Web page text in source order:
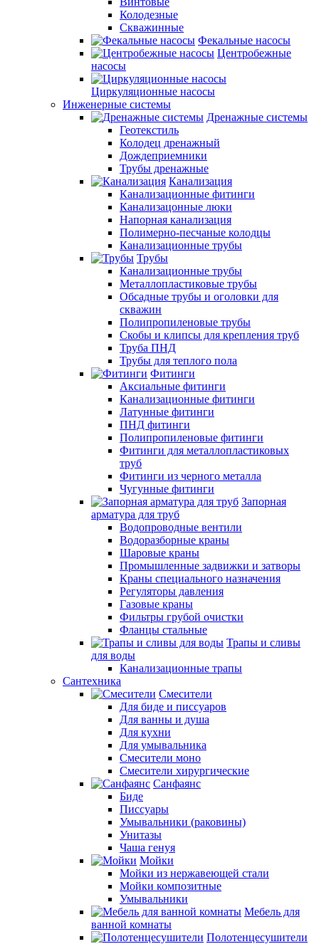
Колодезные
Скважинные
Фекальные насосы
Центробежные
насосы
Циркуляционные насосы
Инженерные системы
Дренажные системы
Геотекстиль
Колодец дренажный
Дождеприемники
Трубы дренажные
Канализация
Канализационные фитинги
Канализацонные люки
Напорная канализация
Полимерно-песчаные колодцы
Канализационные трубы
Трубы
Канализационные трубы
Металлопластиковые трубы
Обсадные трубы и оголовки для
скважин
Полипропиленовые трубы
Скобы и клипсы для крепления труб
Труба ПНД
Трубы для теплого пола
Фитинги
Аксиальные фитинги
Канализационные фитинги
Латунные фитинги
ПНД фитинги
Полипропиленовые фитинги
Фитинги для металлопластиковых
труб
Фитинги из черного металла
Чугунные фитинги
Запорная
арматура для труб
Водопроводные вентили
Водоразборные краны
Шаровые краны
Промышленные задвижки и затворы
Краны специального назначения
Регуляторы давления
Газовые краны
Фильтры грубой очистки
Фланцы стальные
Трапы и сливы
для воды
Канализационные трапы
Сантехника
Смесители
Для биде и писсуаров
Для ванны и душа
Для кухни
Для умывальника
Смесители моно
Смесители хирургические
Санфаянс
Биде
Писсуары
Умывальники (раковины)
Унитазы
Чаша генуя
Мойки
Мойки из нержавеющей стали
Мойки композитные
Умывальники
Мебель для
ванной комнаты
Полотенцесушители